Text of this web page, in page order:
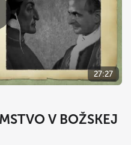
27:27
V BOŽSKEJ